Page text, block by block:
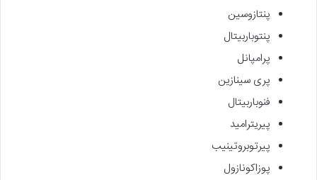
پنتازوسین
پنتوباربیتال
پرامپانل
پری سینازین
فنوباربیتال
پیریترامید
پیرتوبروتینیب
پوزاکونازول